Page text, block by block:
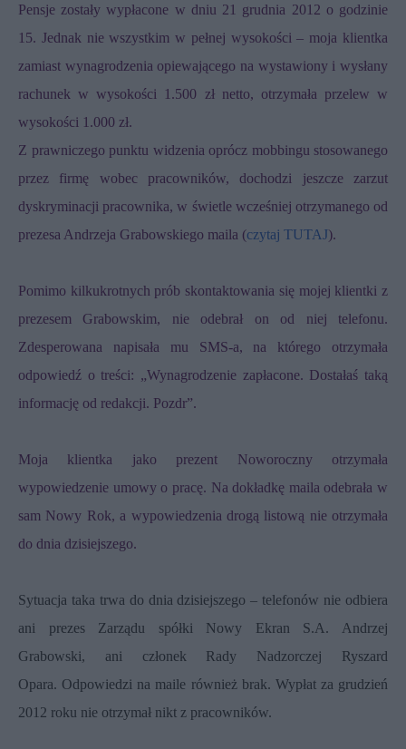
Pensje zostały wypłacone w dniu 21 grudnia 2012 o godzinie
15. Jednak nie wszystkim w pełnej wysokości – moja klientka
zamiast wynagrodzenia opiewającego na wystawiony i wysłany
rachunek w wysokości 1.500 zł netto, otrzymała przelew w
wysokości 1.000 zł.
Z prawniczego punktu widzenia oprócz mobbingu stosowanego
przez firmę wobec pracowników, dochodzi jeszcze zarzut
dyskryminacji pracownika, w świetle wcześniej otrzymanego od
prezesa Andrzeja Grabowskiego maila (czytaj TUTAJ).
Pomimo kilkukrotnych prób skontaktowania się mojej klientki z
prezesem Grabowskim, nie odebrał on od niej telefonu.
Zdesperowana napisała mu SMS-a, na którego otrzymała
odpowiedź o treści: „Wynagrodzenie zapłacone. Dostałaś taką
informację od redakcji. Pozdr”.
Moja klientka jako prezent Noworoczny otrzymała
wypowiedzenie umowy o pracę. Na dokładkę maila odebrała w
sam Nowy Rok, a wypowiedzenia drogą listową nie otrzymała
do dnia dzisiejszego.
Sytuacja taka trwa do dnia dzisiejszego – telefonów nie odbiera
ani prezes Zarządu spółki Nowy Ekran S.A. Andrzej
Grabowski, ani członek Rady Nadzorczej Ryszard
Opara. Odpowiedzi na maile również brak. Wypłat za grudzień
2012 roku nie otrzymał nikt z pracowników.